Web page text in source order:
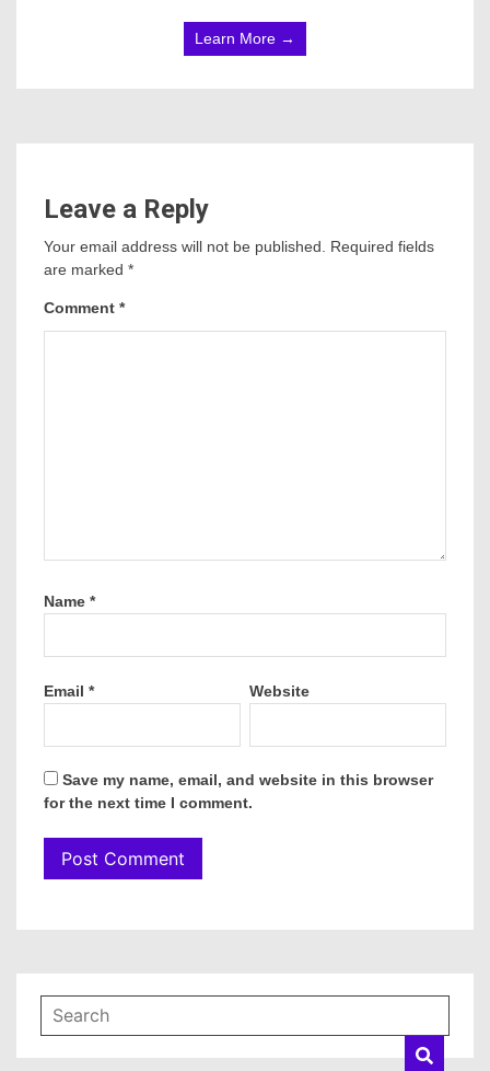
Learn More →
Leave a Reply
Your email address will not be published. Required fields
are marked *
Comment *
Name *
Email * Website
Save my name, email, and website in this browser
for the next time I comment.